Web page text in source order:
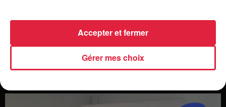
Les coups de coeur de la rédaction
Top Music
Gérer mes choix
Accepter et fermer